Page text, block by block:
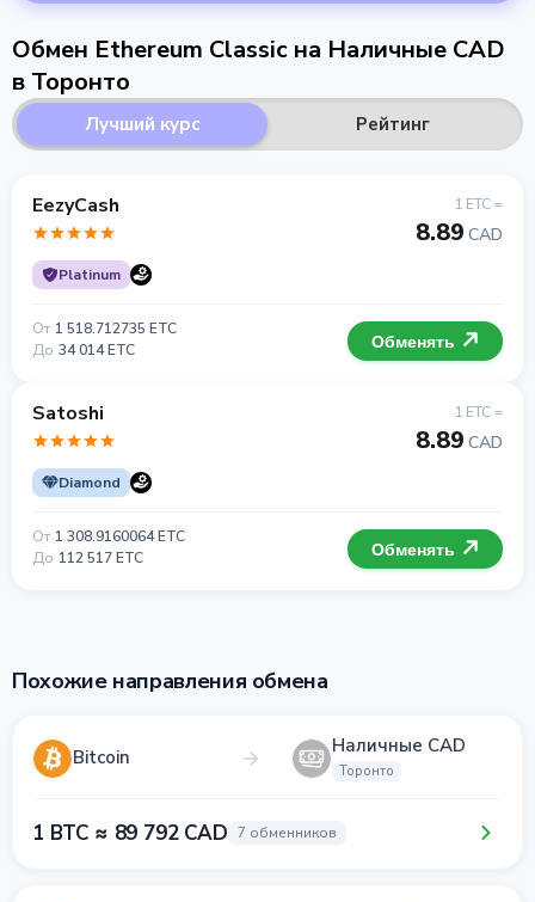
Обмен Ethereum Classic на Наличные CAD
в Торонто
Лучший курс Рейтинг
EezyCash
Platinum
1 ETC =
8.89 CAD
От 1 518.712735 ETC
До 34 014 ETC Обменять
Satoshi
Diamond
1 ETC =
8.89 CAD
От 1 308.9160064 ETC
До 112 517 ETC Обменять
Похожие направления обмена
Bitcoin Наличные CAD
Торонто
1 BTC ≈ 89 792 CAD 7 обменников